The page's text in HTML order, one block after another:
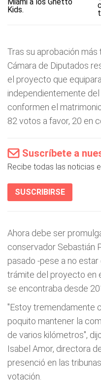
Tras su aprobación más
Cámara de Diputados
el proyecto que
independientemente
conformen el
82 votos a favor, 20 en
Suscríbete a
Recibe todas las noticias
SUSCRIBIRSE
Ahora debe ser
conservador Sebastián
pasado -pese a no
trámite del proyecto en
se encontraba desde
"Estoy tremendamente
poquito mantener la
de varios kilómetros",
Isabel Amor, directora
presenció en las
votación.